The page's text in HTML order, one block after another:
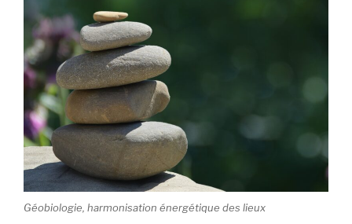
Géobiologie, harmonisation énergétique des lieux